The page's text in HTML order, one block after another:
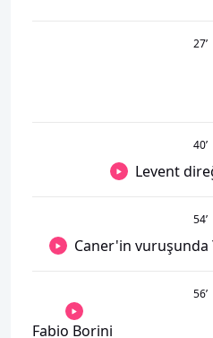
27’
40’
Levent
54’
Caner'in
56’
Fabio Borini